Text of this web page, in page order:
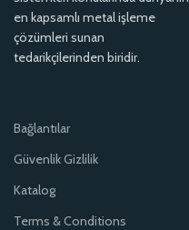
en kapsamlı metal işleme
çözümleri sunan
tedarikçilerinden biridir.
Bağlantılar
Güvenlik Gizlilik
Katalog
Terms & Conditions